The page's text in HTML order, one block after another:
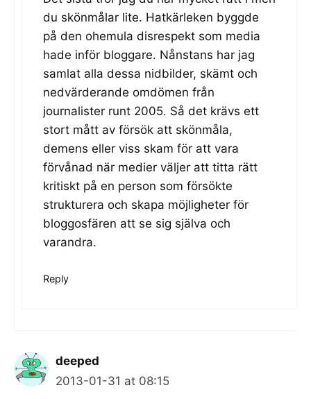
du skönmålar lite. Hatkärleken byggde
på den ohemula disrespekt som media
hade inför bloggare. Nånstans har jag
samlat alla dessa nidbilder, skämt och
nedvärderande omdömen från
journalister runt 2005. Så det krävs ett
stort mått av försök att skönmåla,
demens eller viss skam för att vara
förvånad när medier väljer att titta rätt
kritiskt på en person som försökte
strukturera och skapa möjligheter för
bloggosfären att se sig själva och
varandra.
Reply
deeped
2013-01-31 at 08:15